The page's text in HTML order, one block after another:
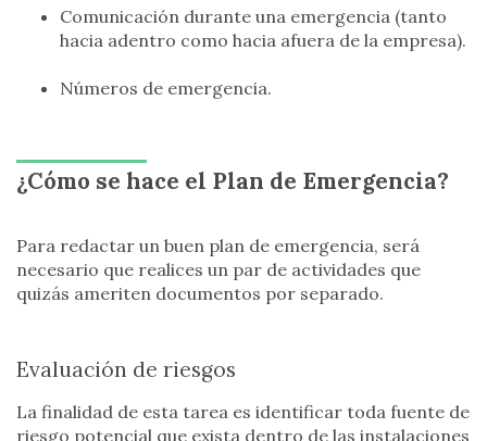
Comunicación durante una emergencia (tanto
hacia adentro como hacia afuera de la empresa).
Números de emergencia.
¿Cómo se hace el Plan de Emergencia?
Para redactar un buen plan de emergencia, será
necesario que realices un par de actividades que
quizás ameriten documentos por separado.
Evaluación de riesgos
La finalidad de esta tarea es identificar toda fuente de
riesgo potencial que exista dentro de las instalaciones